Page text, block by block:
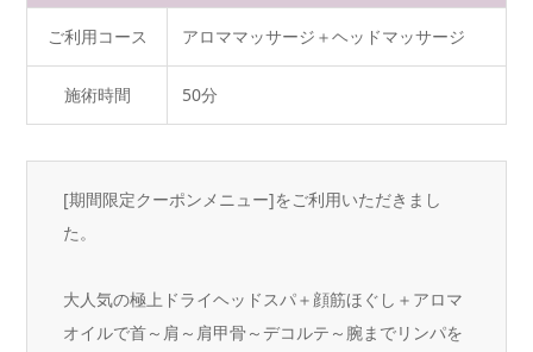
ご利用コース アロママッサージ＋ヘッドマッサージ
施術時間 50分
[期間限定クーポンメニュー]をご利用いただきまし
た。
大人気の極上ドライヘッドスパ＋顔筋ほぐし＋アロマ
オイルで首～肩～肩甲骨～デコルテ～腕までリンパを